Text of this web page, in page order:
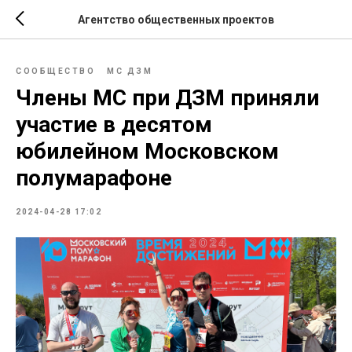
Агентство общественных проектов
СООБЩЕСТВО МС ДЗМ
Члены МС при ДЗМ приняли
участие в десятом
юбилейном Московском
полумарафоне
2024-04-28 17:02